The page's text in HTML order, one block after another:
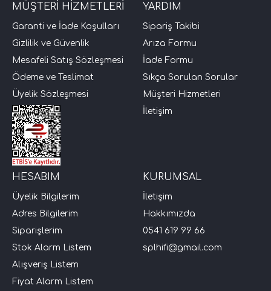
MÜŞTERİ HİZMETLERİ
Garanti ve İade Koşulları
Gizlilik ve Güvenlik
Mesafeli Satış Sözleşmesi
Ödeme ve Teslimat
Üyelik Sözleşmesi
YARDIM
Sipariş Takibi
Arıza Formu
İade Formu
Sıkça Sorulan Sorular
Müşteri Hizmetleri
İletişim
HESABIM
Üyelik Bilgilerim
Adres Bilgilerim
Siparişlerim
Stok Alarm Listem
Alışveriş Listem
Fiyat Alarm Listem
KURUMSAL
İletişim
Hakkımızda
0541 619 99 66
splhifi@gmail.com